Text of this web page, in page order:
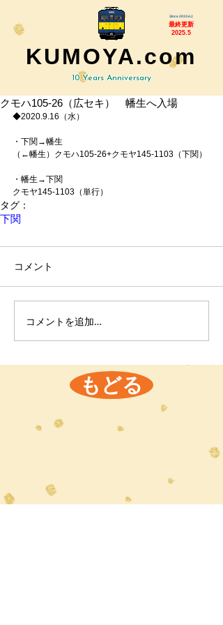
Since 2015.6.1
最終更新
2025.5
KUMOYA.com
10 Years Anniversary
クモハ105-26（広セキ） 幡生へ入場
◆2020.9.16（水）
・下関→幡生
（←幡生）クモハ105-26+クモヤ145-1103（下関）
・幡生→下関
クモヤ145-1103（単行）
タグ：
下関
コメント
コメントを追加…
もどる